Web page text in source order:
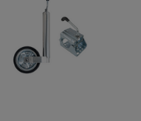
standard
auf die Klemme